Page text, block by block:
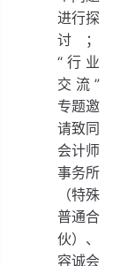
进行探
讨；
“行业
交流”
专题邀
请致同
会计师
事务所
（特殊
普通合
伙）、
容诚会